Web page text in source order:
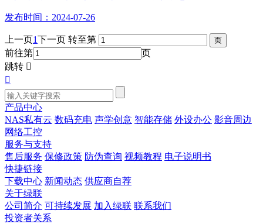
发布时间：2024-07-26
上一页1下一页 转至第
前往第
页
跳转 

产品中心
NAS私有云 数码充电 声学创意 智能存储 外设办公 影音周边
网络工控
服务与支持
售后服务 保修政策 防伪查询 视频教程 电子说明书
快捷链接
下载中心 新闻动态 供应商自荐
关于绿联
公司简介 可持续发展 加入绿联 联系我们
投资者关系